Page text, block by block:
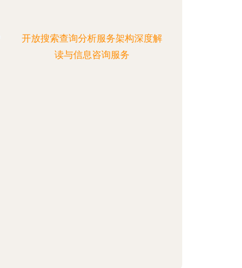
开放搜索查询分析服务架构深度解
读与信息咨询服务